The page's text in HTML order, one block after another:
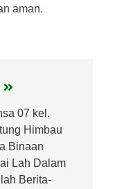
aman.
07 kel.
Himbau
Binaan
Lah Dalam
Berita-